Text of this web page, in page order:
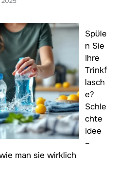
Spüle
n Sie
Ihre
Trinkf
lasch
e?
Schle
chte
Idee
–
man sie wirklich